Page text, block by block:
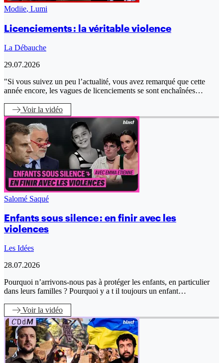
Modiie, Lumi
Licenciements : la véritable violence
La Débauche
29.07.2026
"Si vous suivez un peu l’actualité, vous avez remarqué que cette
année encore, les vagues de licenciements se sont enchaînées…
Voirla vidéo
Salomé Saqué
Enfants sous silence : en finir avec les
violences
Les Idées
28.07.2026
Pourquoi n’arrivons-nous pas à protéger les enfants, en particulier
dans leurs familles ? Pourquoi y a t il toujours un enfant…
Voirla vidéo